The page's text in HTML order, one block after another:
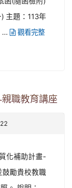
主題：113年
觀看完整
職教育講座
化補助計畫-
勵貴校教職